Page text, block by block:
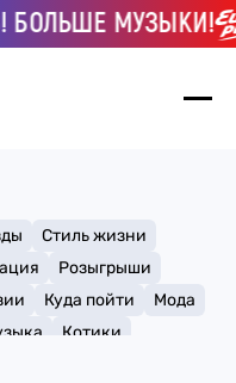
МУЗЫКИ!
Стиль жизни
Розыгрыши
Куда пойти
Мода
Котики